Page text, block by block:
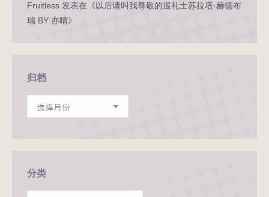
Fruitless 发表在《以后请叫我尊敬的巡礼士苏拉塔·赫德布
瑞 BY 亦晴》
归档
档
分类